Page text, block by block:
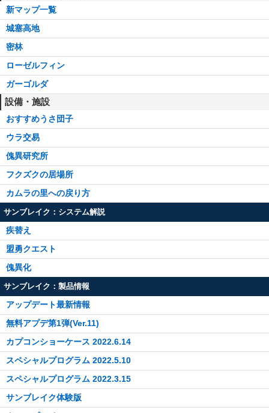
新マップ一覧
城塞高地
密林
ローゼルフィン
ガーゴルダ
設備・施設
おすすめうさ団子
ウラ交易
傀異研究所
フクズクの居場所
カムラの里への戻り方
サンブレイク：システム解説
疾替え
盟勇クエスト
傀異化
サンブレイク：製品情報
アップデート最新情報
無料アプデ第1弾(Ver.11)
カプコンショーケース 2022.6.14
スペシャルプログラム 2022.5.10
スペシャルプログラム 2022.3.15
サンブレイク体験版